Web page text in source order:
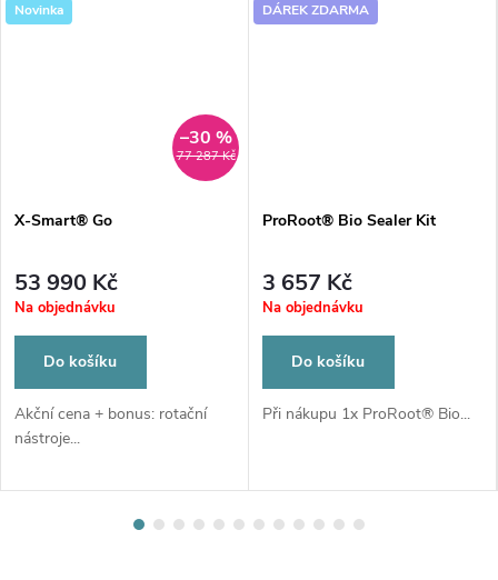
Novinka
77 287 Kč
–30 %
X‑Smart® Go
53 990 Kč
Na objednávku
Do košíku
Akční cena + bonus: rotační
nástroje...
DÁREK ZDARMA
ProRoot® Bio Sealer Kit
3 657 Kč
Na objednávku
Do košíku
Při nákupu 1x ProRoot® Bio...